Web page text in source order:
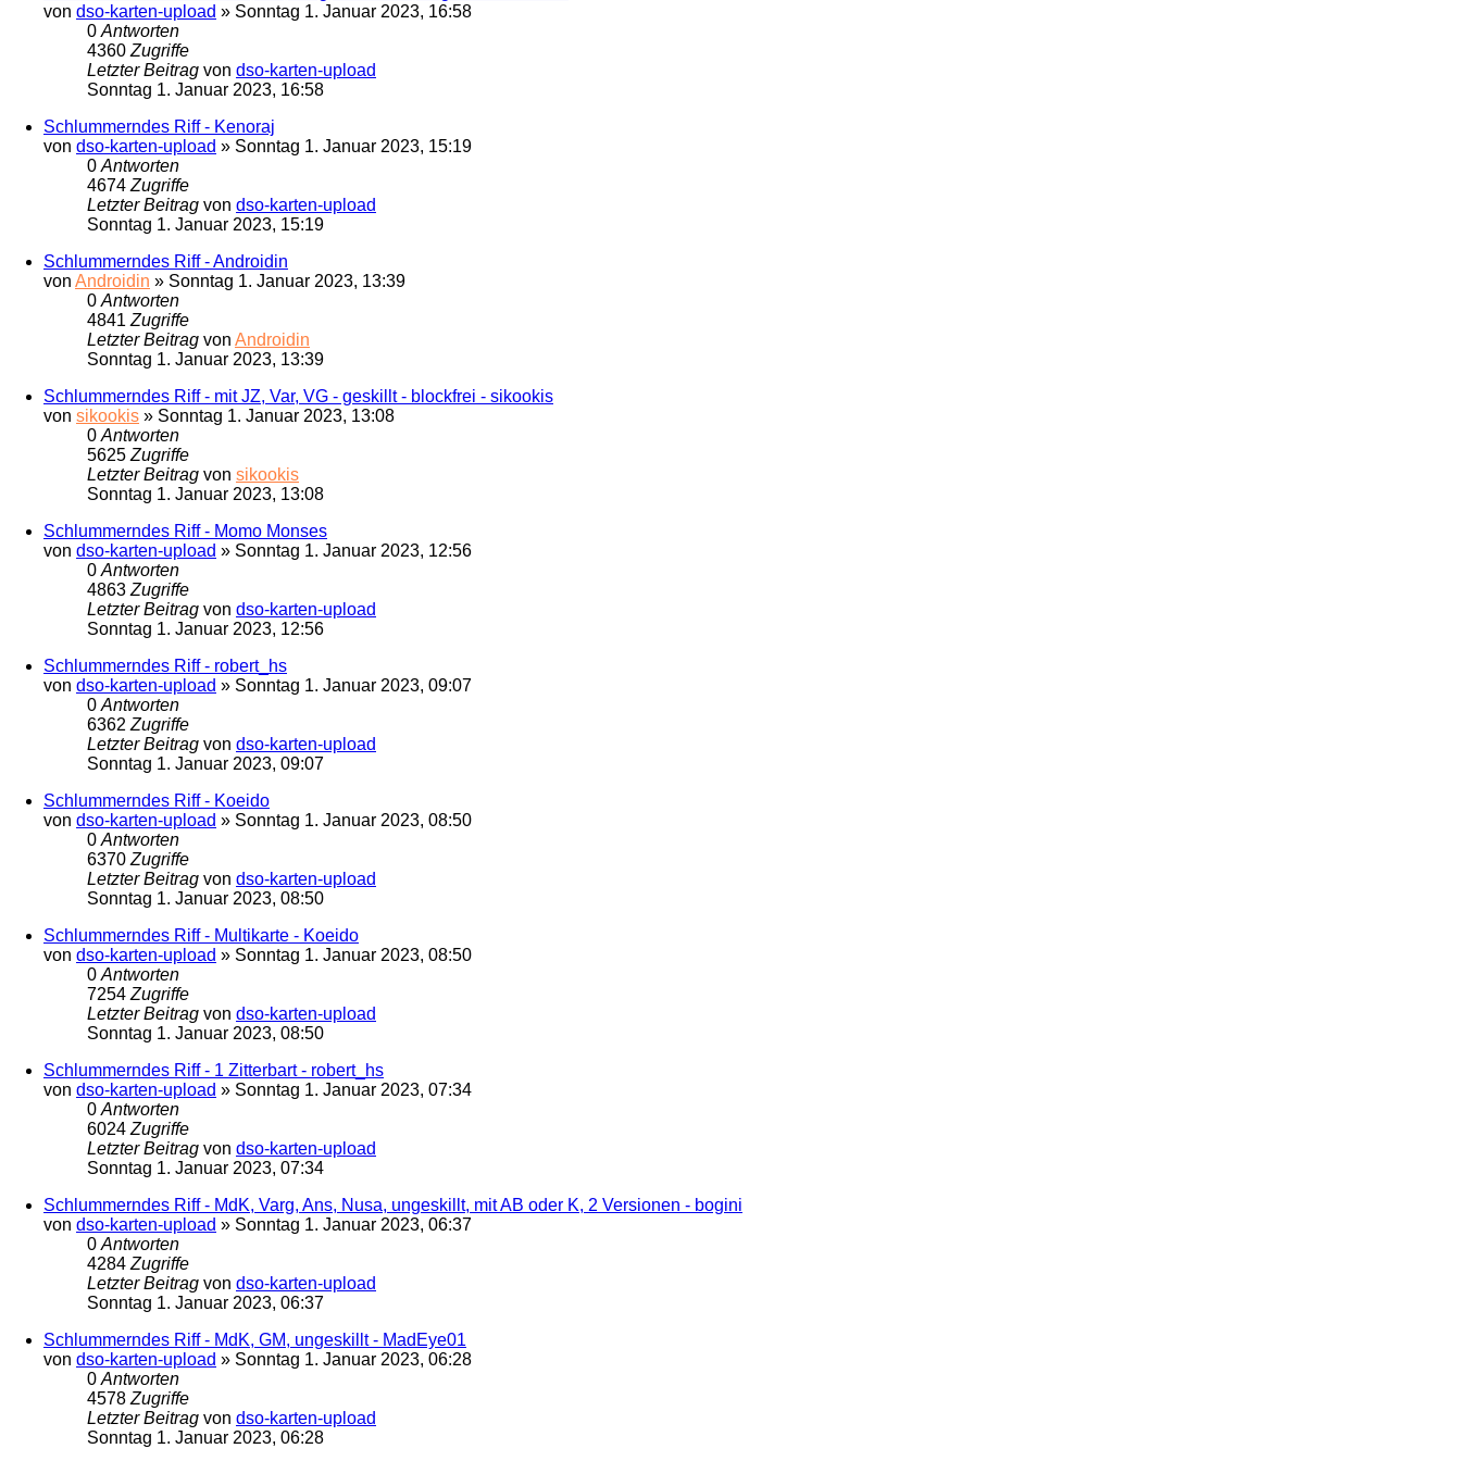
von dso-karten-upload » Sonntag 1. Januar 2023, 16:58
0Antworten
4360Zugriffe
Letzter Beitrag von dso-karten-upload
Sonntag 1. Januar 2023, 16:58
Schlummerndes Riff - Kenoraj
von dso-karten-upload » Sonntag 1. Januar 2023, 15:19
0Antworten
4674Zugriffe
Letzter Beitrag von dso-karten-upload
Sonntag 1. Januar 2023, 15:19
Schlummerndes Riff - Androidin
von Androidin » Sonntag 1. Januar 2023, 13:39
0Antworten
4841Zugriffe
Letzter Beitrag von Androidin
Sonntag 1. Januar 2023, 13:39
Schlummerndes Riff - mit JZ, Var, VG - geskillt - blockfrei - sikookis
von sikookis » Sonntag 1. Januar 2023, 13:08
0Antworten
5625Zugriffe
Letzter Beitrag von sikookis
Sonntag 1. Januar 2023, 13:08
Schlummerndes Riff - Momo Monses
von dso-karten-upload » Sonntag 1. Januar 2023, 12:56
0Antworten
4863Zugriffe
Letzter Beitrag von dso-karten-upload
Sonntag 1. Januar 2023, 12:56
Schlummerndes Riff - robert_hs
von dso-karten-upload » Sonntag 1. Januar 2023, 09:07
0Antworten
6362Zugriffe
Letzter Beitrag von dso-karten-upload
Sonntag 1. Januar 2023, 09:07
Schlummerndes Riff - Koeido
von dso-karten-upload » Sonntag 1. Januar 2023, 08:50
0Antworten
6370Zugriffe
Letzter Beitrag von dso-karten-upload
Sonntag 1. Januar 2023, 08:50
Schlummerndes Riff - Multikarte - Koeido
von dso-karten-upload » Sonntag 1. Januar 2023, 08:50
0Antworten
7254Zugriffe
Letzter Beitrag von dso-karten-upload
Sonntag 1. Januar 2023, 08:50
Schlummerndes Riff - 1 Zitterbart - robert_hs
von dso-karten-upload » Sonntag 1. Januar 2023, 07:34
0Antworten
6024Zugriffe
Letzter Beitrag von dso-karten-upload
Sonntag 1. Januar 2023, 07:34
Schlummerndes Riff - MdK, Varg, Ans, Nusa, ungeskillt, mit AB oder K, 2 Versionen - bogini
von dso-karten-upload » Sonntag 1. Januar 2023, 06:37
0Antworten
4284Zugriffe
Letzter Beitrag von dso-karten-upload
Sonntag 1. Januar 2023, 06:37
Schlummerndes Riff - MdK, GM, ungeskillt - MadEye01
von dso-karten-upload » Sonntag 1. Januar 2023, 06:28
0Antworten
4578Zugriffe
Letzter Beitrag von dso-karten-upload
Sonntag 1. Januar 2023, 06:28